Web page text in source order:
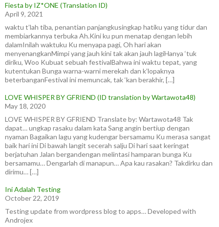
Fiesta by IZ*ONE (Translation ID)
April 9, 2021
waktu t’lah tiba, penantian panjangkusingkap hatiku yang tidur dan
membiarkannya terbuka Ah.Kini ku pun menatap dengan lebih
dalamInilah waktuku Ku menyapa pagi, Oh hari akan
menyenangkanMimpi yang jauh kini tak akan jauh lagiHanya ‘tuk
diriku, Woo Kubuat sebuah festivalBahwa ini waktu tepat, yang
kutentukan Bunga warna-warni merekah dan k’lopaknya
beterbanganFestival ini memuncak, tak ‘kan berakhir, […]
LOVE WHISPER BY GFRIEND (ID translation by Wartawota48)
May 18, 2020
LOVE WHISPER BY GFRIEND Translate by: Wartawota48 Tak
dapat… ungkap rasaku dalam kata Sang angin bertiup dengan
nyaman Bagaikan lagu yang kudengar bersamamu Ku merasa sangat
baik hari ini Di bawah langit secerah salju Di hari saat keringat
berjatuhan Jalan bergandengan melintasi hamparan bunga Ku
bersamamu… Dengarlah di manapun… Apa kau rasakan? Takdirku dan
dirimu… […]
Ini Adalah Testing
October 22, 2019
Testing update from wordpress blog to apps… Developed with
Androjex